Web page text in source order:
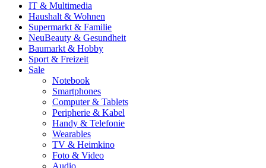
IT & Multimedia
Haushalt & Wohnen
Supermarkt & Familie
NeuBeauty & Gesundheit
Baumarkt & Hobby
Sport & Freizeit
Sale
Notebook
Smartphones
Computer & Tablets
Peripherie & Kabel
Handy & Telefonie
Wearables
TV & Heimkino
Foto & Video
Audio